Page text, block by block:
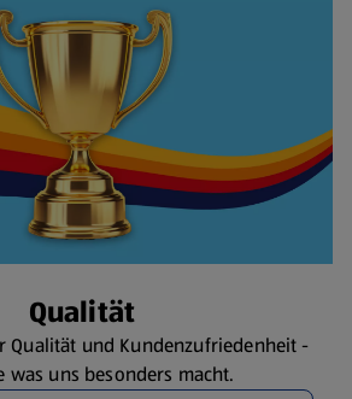
Qualität
Qualität und Kundenzufriedenheit -
was uns besonders macht.